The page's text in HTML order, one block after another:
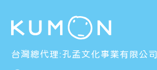
台灣總代理:孔孟文化事業有限公司